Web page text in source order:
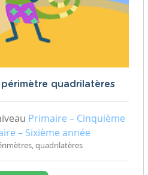
quadrilatères
Primaire – Cinquième
– Sixième année
quadrilatères